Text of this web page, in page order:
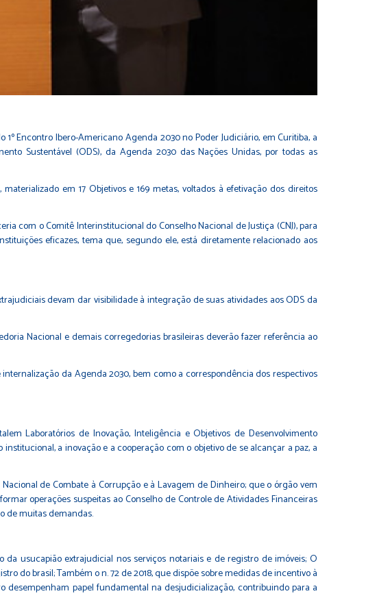
Encontro Ibero-Americano Agenda 2030 no Poder Judiciário, em Curitiba, a
Sustentável (ODS), da Agenda 2030 das Nações Unidas, por todas as
em 17 Objetivos e 169 metas, voltados à efetivação dos direitos
com o Comitê Interinstitucional do Conselho Nacional de Justiça (CNJ), para
eficazes, tema que, segundo ele, está diretamente relacionado aos
devam dar visibilidade à integração de suas atividades aos ODS da
Nacional e demais corregedorias brasileiras deverão fazer referência ao
da Agenda 2030, bem como a correspondência dos respectivos
Laboratórios de Inovação, Inteligência e Objetivos de Desenvolvimento
a inovação e a cooperação com o objetivo de se alcançar a paz, a
de Combate à Corrupção e à Lavagem de Dinheiro; que o órgão vem
operações suspeitas ao Conselho de Controle de Atividades Financeiras
de muitas demandas.
da usucapião extrajudicial nos serviços notariais e de registro de imóveis; O
do brasil; Também o n. 72 de 2018, que dispõe sobre medidas de incentivo à
papel fundamental na desjudicialização, contribuindo para a